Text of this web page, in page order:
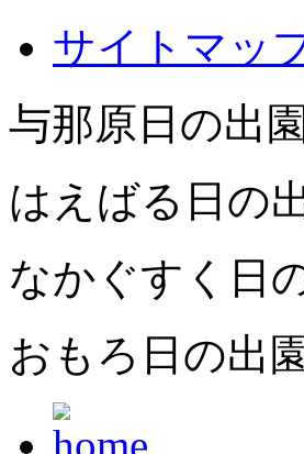
サイトマッ
与那原日の出園
はえばる日の
なかぐすく日
おもろ日の出